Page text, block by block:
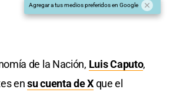
Agregar a tus medios preferidos en Google
de la Nación, Luis Caputo,
ensu cuenta de Xque el